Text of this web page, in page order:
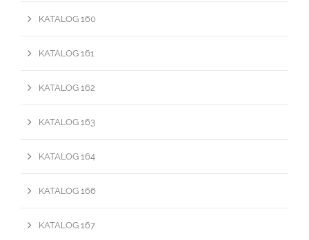
KATALOG 160
KATALOG 161
KATALOG 162
KATALOG 163
KATALOG 164
KATALOG 166
KATALOG 167